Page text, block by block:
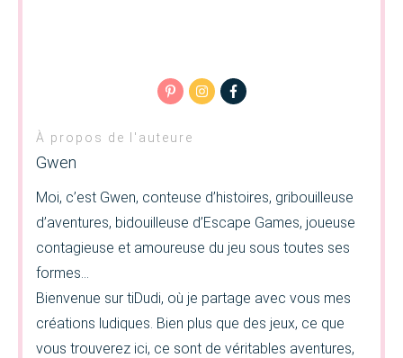
À propos de l'auteure
Gwen
Moi, c’est Gwen, conteuse d’histoires, gribouilleuse
d’aventures, bidouilleuse d’Escape Games, joueuse
contagieuse et amoureuse du jeu sous toutes ses
formes…
Bienvenue sur tiDudi, où je partage avec vous mes
créations ludiques. Bien plus que des jeux, ce que
vous trouverez ici, ce sont de véritables aventures,